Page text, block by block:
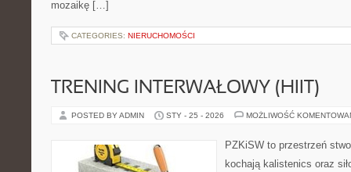
mozaikę […]
CATEGORIES: NIERUCHOMOŚCI
TRENING INTERWAŁOWY (HIIT)
POSTED BY ADMIN STY - 25 - 2026 MOŻLIWOŚĆ
PZKiSW to przestrzeń
kochają kalistenics oraz